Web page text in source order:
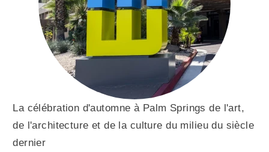
La célébration d'automne à Palm Springs de l'art,
de l'architecture et de la culture du milieu du siècle
dernier